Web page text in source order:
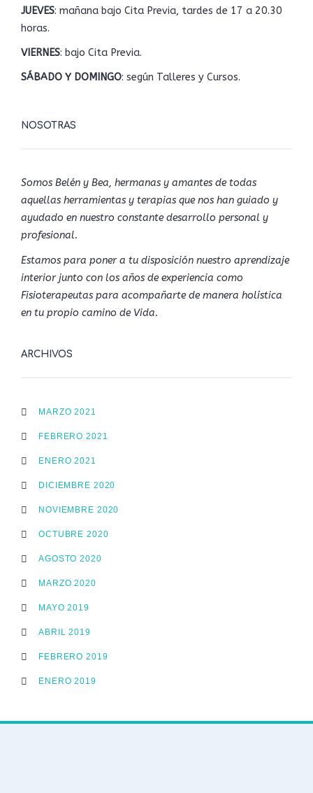
JUEVES: mañana bajo Cita Previa, tardes de 17 a 20.30
horas.
VIERNES: bajo Cita Previa.
SÁBADO Y DOMINGO: según Talleres y Cursos.
NOSOTRAS
Somos Belén y Bea, hermanas y amantes de todas
aquellas herramientas y terapias que nos han guiado y
ayudado en nuestro constante desarrollo personal y
profesional.
Estamos para poner a tu disposición nuestro aprendizaje
interior junto con los años de experiencia como
Fisioterapeutas para acompañarte de manera holística
en tu propio camino de Vida.
ARCHIVOS
MARZO 2021
FEBRERO 2021
ENERO 2021
DICIEMBRE 2020
NOVIEMBRE 2020
OCTUBRE 2020
AGOSTO 2020
MARZO 2020
MAYO 2019
ABRIL 2019
FEBRERO 2019
ENERO 2019